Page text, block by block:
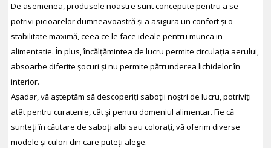
De asemenea, produsele noastre sunt concepute pentru a se
potrivi picioarelor dumneavoastră și a asigura un confort și o
stabilitate maximă, ceea ce le face ideale pentru munca in
alimentatie. În plus, încălțămintea de lucru permite circulația aerului,
absoarbe diferite șocuri și nu permite pătrunderea lichidelor în
interior.
Așadar, vă așteptăm să descoperiți saboții noștri de lucru, potriviți
atât pentru curatenie, cât și pentru domeniul alimentar. Fie că
sunteți în căutare de saboți albi sau colorați, vă oferim diverse
modele și culori din care puteți alege.